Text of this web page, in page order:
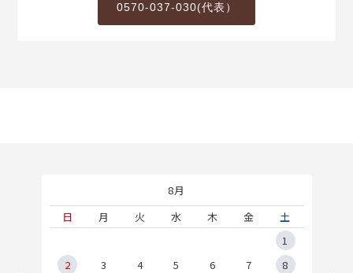
0570-037-030(代表）
8月
日
月 火 水 木 金
土
1
2
3 4 5 6 7
8